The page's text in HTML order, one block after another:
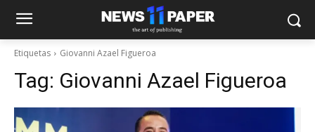
Etiquetas Giovanni Azael Figueroa
Tag: Giovanni Azael Figueroa